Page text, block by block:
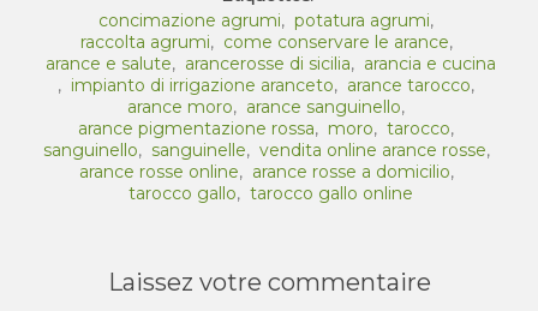
concimazione agrumi, potatura agrumi,
raccolta agrumi, come conservare le arance,
arance e salute, arancerosse di sicilia, arancia e cucina
, impianto di irrigazione aranceto, arance tarocco,
arance moro, arance sanguinello,
arance pigmentazione rossa, moro, tarocco,
sanguinello, sanguinelle, vendita online arance rosse,
arance rosse online, arance rosse a domicilio,
tarocco gallo, tarocco gallo online
Laissez votre commentaire